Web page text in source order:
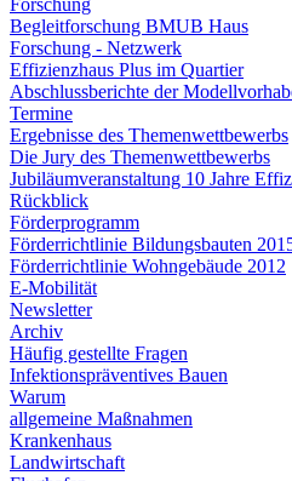
Begleitforschung BMUB Haus
Forschung - Netzwerk
Effizienzhaus Plus im Quartier
Abschlussberichte der
Termine
Ergebnisse des Themenwettbewerbs
Die Jury des Themenwettbewerbs
Jubiläumveranstaltung 10 Jahre
Rückblick
Förderprogramm
Förderrichtlinie Bildungsbauten
Förderrichtlinie Wohngebäude 2012
E-Mobilität
Newsletter
Archiv
Häufig gestellte Fragen
Infektionspräventives Bauen
Warum
allgemeine Maßnahmen
Krankenhaus
Landwirtschaft